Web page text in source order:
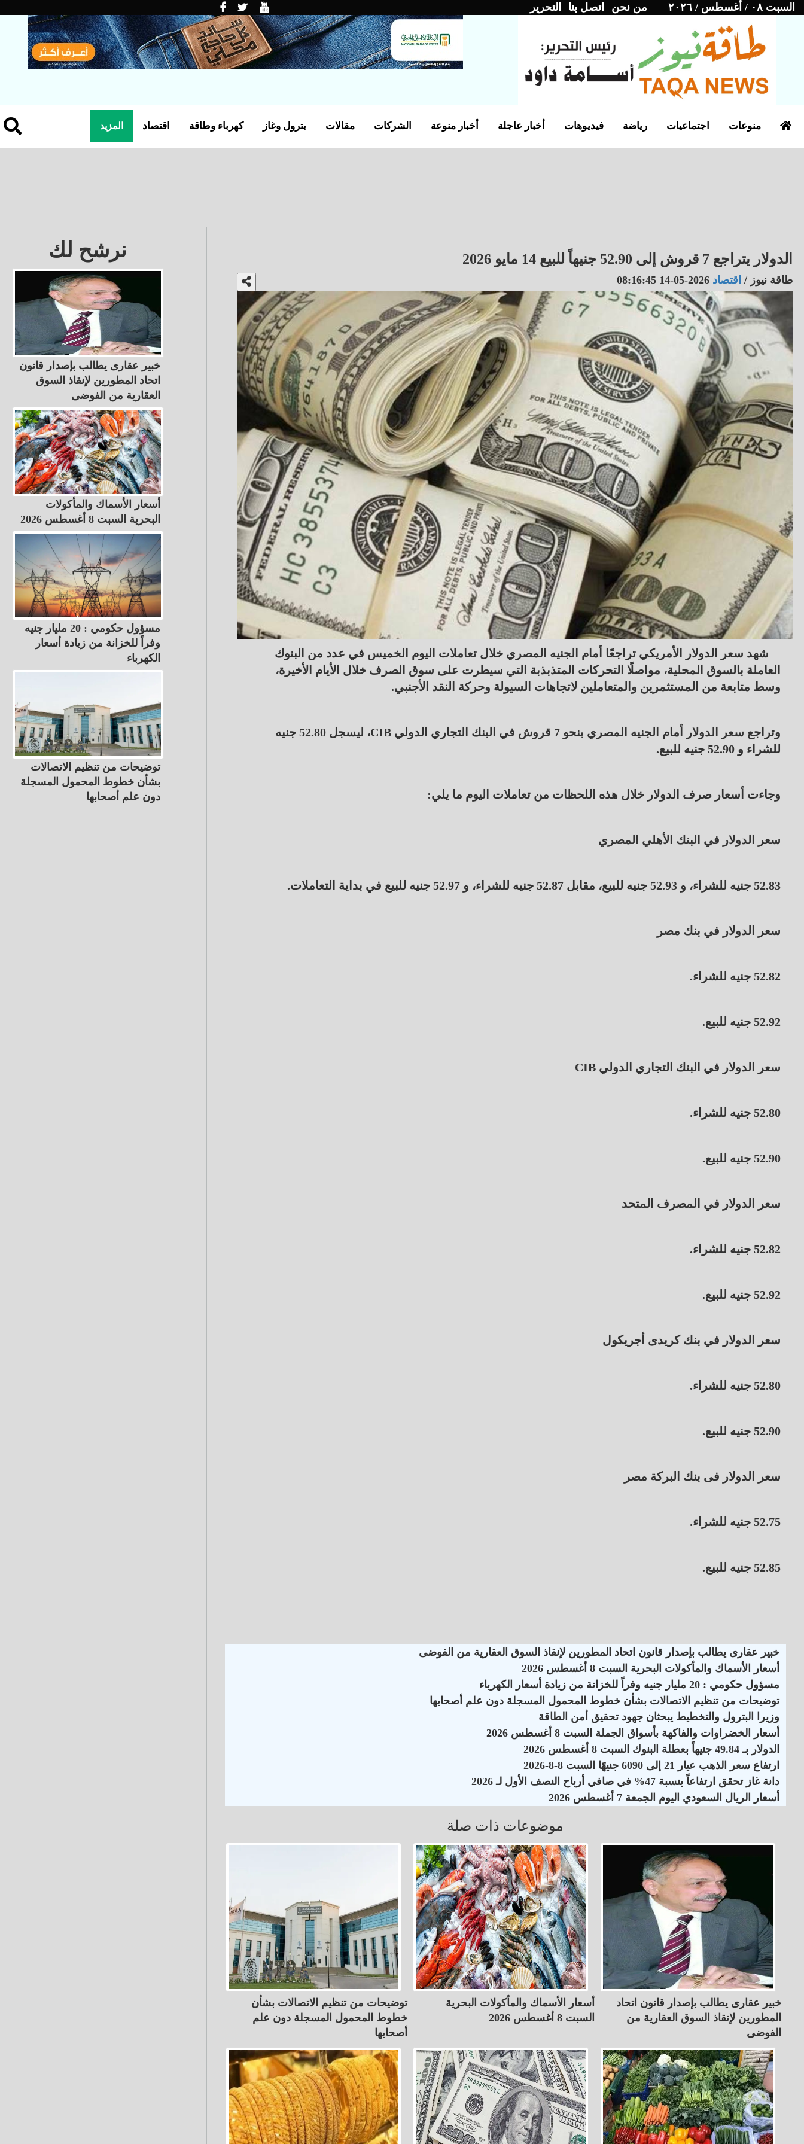
السبت ٠٨ / أغسطس / ٢٠٢٦ من نحن اتصل بنا التحرير
المزيد اقتصاد كهرباء وطاقة بترول وغاز مقالات الشركات أخبار منوعة أخبار عاجلة فيديوهات رياضة اجتماعيات منوعات
الدولار يتراجع 7 قروش إلى 52.90 جنيهاً للبيع 14 مايو 2026
طاقة نيوز / اقتصاد2026-05-14 08:16:45
شهد سعر الدولار الأمريكي تراجعًا أمام الجنيه المصري خلال تعاملات اليوم الخميس في عدد من البنوك
العاملة بالسوق المحلية، مواصلًا التحركات المتذبذبة التي سيطرت على سوق الصرف خلال الأيام الأخيرة،
وسط متابعة من المستثمرين والمتعاملين لاتجاهات السيولة وحركة النقد الأجنبي.
وتراجع سعر الدولار أمام الجنيه المصري بنحو 7 قروش في البنك التجاري الدولي CIB، ليسجل 52.80 جنيه
للشراء و 52.90 جنيه للبيع.
وجاءت أسعار صرف الدولار خلال هذه اللحظات من تعاملات اليوم ما يلي:
سعر الدولار في البنك الأهلي المصري
52.83 جنيه للشراء، و 52.93 جنيه للبيع، مقابل 52.87 جنيه للشراء، و 52.97 جنيه للبيع في بداية التعاملات.
سعر الدولار في بنك مصر
52.82 جنيه للشراء.
52.92 جنيه للبيع.
سعر الدولار في البنك التجاري الدولي CIB
52.80 جنيه للشراء.
52.90 جنيه للبيع.
سعر الدولار في المصرف المتحد
52.82 جنيه للشراء.
52.92 جنيه للبيع.
سعر الدولار في بنك كريدى أجريكول
52.80 جنيه للشراء.
52.90 جنيه للبيع.
سعر الدولار فى بنك البركة مصر
52.75 جنيه للشراء.
52.85 جنيه للبيع.
خبير عقارى يطالب بإصدار قانون اتحاد المطورين لإنقاذ السوق العقارية من الفوضى
أسعار الأسماك والمأكولات البحرية السبت 8 أغسطس 2026
مسؤول حكومي : 20 مليار جنيه وفراً للخزانة من زيادة أسعار الكهرباء
توضيحات من تنظيم الاتصالات بشأن خطوط المحمول المسجلة دون علم أصحابها
وزيرا البترول والتخطيط يبحثان جهود تحقيق أمن الطاقة
أسعار الخضراوات والفاكهة بأسواق الجملة السبت 8 أغسطس 2026
الدولار بـ 49.84 جنيهاً بعطلة البنوك السبت 8 أغسطس 2026
ارتفاع سعر الذهب عيار 21 إلى 6090 جنيهًا السبت 8-8-2026
دانة غاز تحقق ارتفاعاً بنسبة 47% في صافي أرباح النصف الأول لـ 2026
أسعار الريال السعودي اليوم الجمعة 7 أغسطس 2026
موضوعات ذات صلة
خبير عقارى يطالب بإصدار قانون اتحاد
المطورين لإنقاذ السوق العقارية من
الفوضى
أسعار الأسماك والمأكولات البحرية
السبت 8 أغسطس 2026
توضيحات من تنظيم الاتصالات بشأن
خطوط المحمول المسجلة دون علم
أصحابها
نرشح لك
خبير عقارى يطالب بإصدار قانون
اتحاد المطورين لإنقاذ السوق
العقارية من الفوضى
أسعار الأسماك والمأكولات
البحرية السبت 8 أغسطس 2026
مسؤول حكومي : 20 مليار جنيه
وفراً للخزانة من زيادة أسعار
الكهرباء
توضيحات من تنظيم الاتصالات
بشأن خطوط المحمول المسجلة
دون علم أصحابها